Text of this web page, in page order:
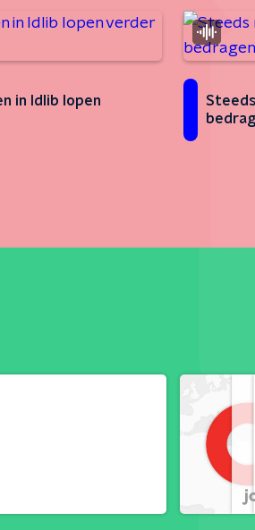
in Idlib lopen